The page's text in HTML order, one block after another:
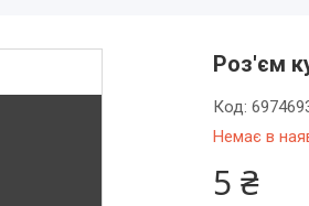
Роз'єм
Немає в
Код:
5 ₴